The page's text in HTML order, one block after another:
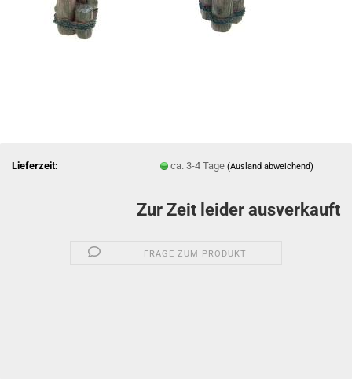
Lieferzeit: ca. 3-4 Tage(Ausland abweichend)
Zur Zeit leider ausverkauft
FRAGE ZUM PRODUKT